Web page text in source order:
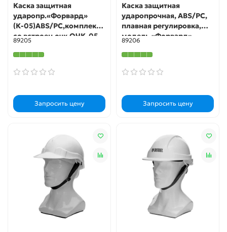
Каска защитная
ударопр.«Форвард»
(К-05)ABS/PC,комплект
со встроен.очк.ОЧК-05
Форвард,белая Denzel
89205
Запросить цену
Каска защитная
ударопрочная, ABS/PC,
плавная регулировка,
модель «Форвард»
(К-05)оранж. Denzel
89206
Запросить цену